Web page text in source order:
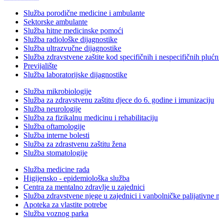
Služba porodične medicine i ambulante
Sektorske ambulante
Služba hitne medicinske pomoći
Služba radiološke dijagnostike
Služba ultrazvučne dijagnostike
Služba zdravstvene zaštite kod specifičnih i nespecifičnih
Previjalište
Služba laboratorijske dijagnostike
Služba mikrobiologije
Služba za zdravstvenu zaštitu djece do 6. godine i imunizaciju
Služba neurologije
Služba za fizikalnu medicinu i rehabilitaciju
Služba oftamologije
Služba interne bolesti
Služba za zdrastvenu zaštitu žena
Služba stomatologije
Služba medicine rada
Higijensko - epidemiološka služba
Centra za mentalno zdravlje u zajednici
Služba zdravstvene njege u zajednici i vanbolničke palijativne
Apoteka za vlastite potrebe
Služba voznog parka